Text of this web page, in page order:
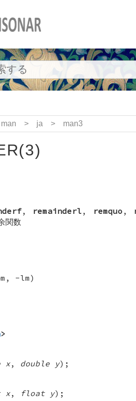
man > ja > man3
, remainderl , remquo ,
関数
-lm)
>
x, double y);
x, float y);